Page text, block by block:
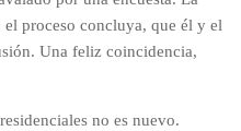
proceso concluya, que él y el
Una feliz coincidencia,
no es nuevo.